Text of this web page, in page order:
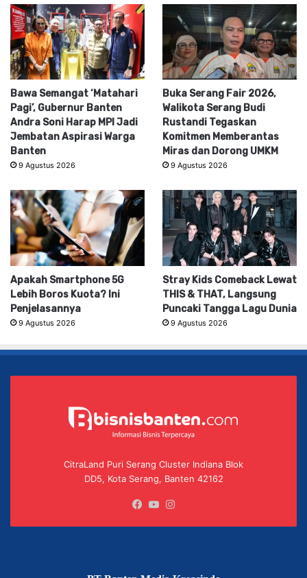
Bawa Semangat ‘Matahari
Pagi’, Gubernur Banten
Andra Soni Harap MPI Jadi
Jembatan Aspirasi Warga
Banten
9 Agustus 2026
Buka Serang Fair 2026,
Walikota Serang Budi
Rustandi Tegaskan
Komitmen Memberantas
Miras dan Dorong UMKM
9 Agustus 2026
Apakah Smartphone 5G
Lebih Boros Kuota? Ini
Penjelasannya
9 Agustus 2026
Stray Kids Comeback Lewat
THIS & THAT, Langsung
Puncaki Tangga Lagu Dunia
9 Agustus 2026
CitraLand Puri Serang Cluster Indiana Blok
DD5, Kota Serang, Banten 42162
Facebook
YouTube